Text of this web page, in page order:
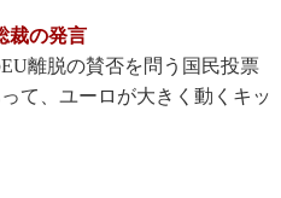
裁の発言
離脱の賛否を問う国民投票
て、ユーロが大きく動くキッ